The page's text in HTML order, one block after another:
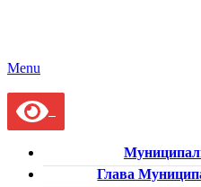
Menu
Глава